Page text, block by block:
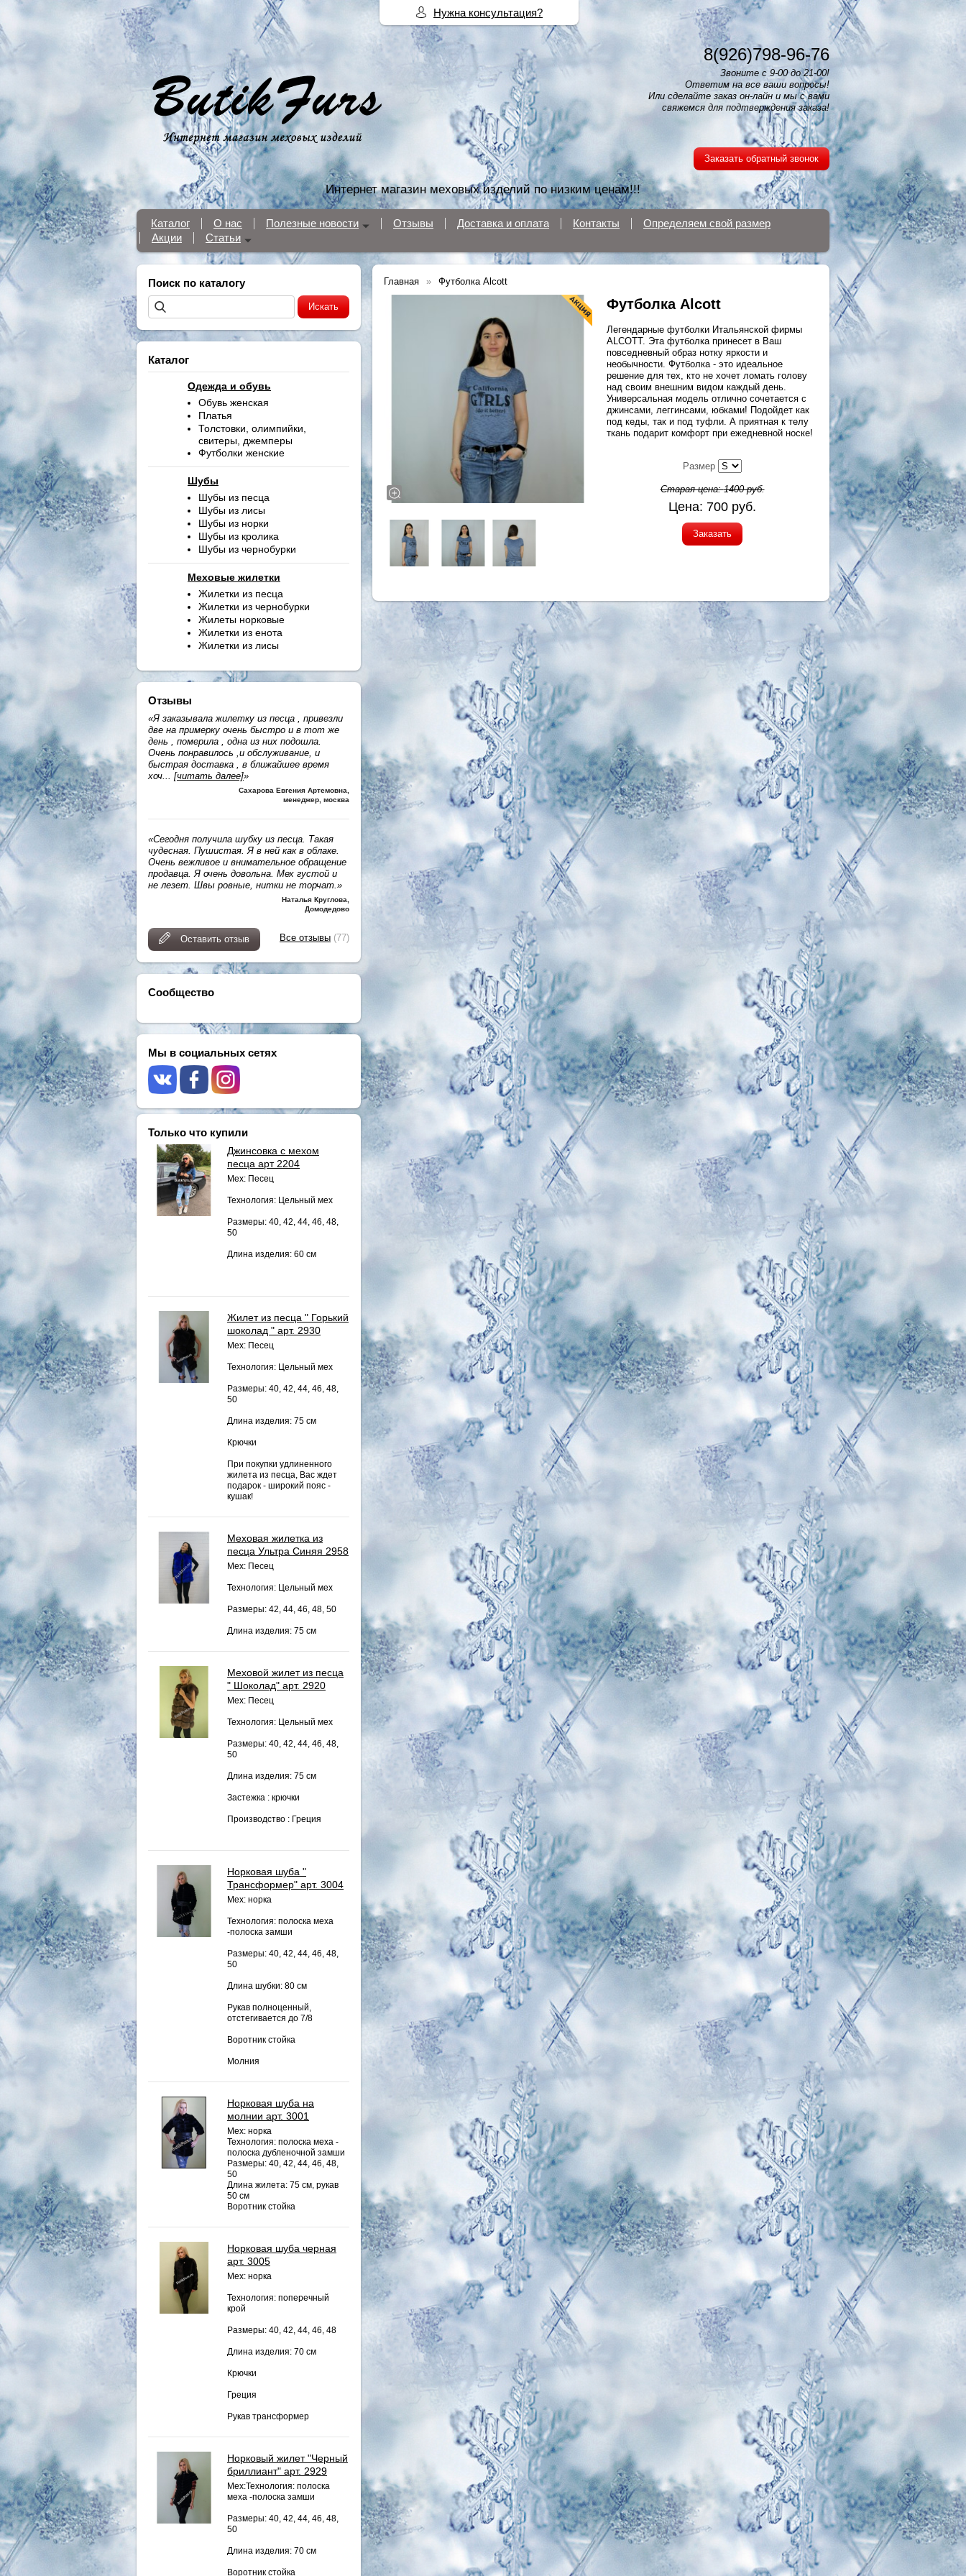
8(926)798-96-76
Звоните с 9-00 до 21-00!
Ответим на все ваши вопросы!
Или сделайте заказ он-лайн и мы с вами
свяжемся для подтверждения заказа!
Заказать обратный звонок
Интернет магазин меховых изделий по низким ценам!!!
Каталог О нас Полезные новости Отзывы Доставка и оплата Контакты
Определяем свой размер
Акции
Статьи
Поиск по каталогу
Каталог
Одежда и обувь
Обувь женская
Платья
Толстовки, олимпийки,
свитеры, джемперы
Футболки женские
Шубы
Шубы из песца
Шубы из лисы
Шубы из норки
Шубы из кролика
Шубы из чернобурки
Меховые жилетки
Жилетки из песца
Жилетки из чернобурки
Жилеты норковые
Жилетки из енота
Жилетки из лисы
Отзывы
«Я заказывала жилетку из песца , привезли
две на примерку очень быстро и в тот же
день , померила , одна из них подошла.
Очень понравилось ,и обслуживание, и
быстрая доставка , в ближайшее время
хоч
[читать далее]»
Сахарова Евгения Артемовна
менеджер, москва
«Сегодня получила шубку из песца. Такая
чудесная. Пушистая. Я в ней как в облаке.
Очень вежливое и внимательное обращение
продавца. Я очень довольна. Мех густой и
не лезет. Швы ровные, нитки не торчат.»
Наталья Круглова
Домодедово
Оставить отзыв Все отзывы (77)
Сообщество
Мы в социальных сетях
Только что купили
Джинсовка с мехом
песца арт 2204
Мех: Песец
Технология: Цельный мех
Размеры: 40, 42, 44, 46, 48,
50
Длина изделия: 60 см
Жилет из песца " Горький
шоколад " арт. 2930
Мех: Песец
Технология: Цельный мех
Размеры: 40, 42, 44, 46, 48,
50
Длина изделия: 75 см
Крючки
При покупки удлиненного
жилета из песца, Вас ждет
подарок - широкий пояс -
кушак!
Меховая жилетка из
песца Ультра Синяя 2958
Мех: Песец
Технология: Цельный мех
Размеры: 42, 44, 46, 48, 50
Длина изделия: 75 см
Меховой жилет из песца
" Шоколад" арт. 2920
Мех: Песец
Технология: Цельный мех
Размеры: 40, 42, 44, 46, 48,
50
Длина изделия: 75 см
Застежка : крючки
Производство : Греция
Норковая шуба "
Трансформер" арт. 3004
Мех: норка
Технология: полоска меха
-полоска замши
Размеры: 40, 42, 44, 46, 48,
50
Длина шубки: 80 см
Рукав полноценный,
отстегивается до 7/8
Воротник стойка
Молния
Норковая шуба на
молнии арт. 3001
Мех: норка
Технология: полоска меха -
полоска дубленочной замши
Размеры: 40, 42, 44, 46, 48,
50
Длина жилета: 75 см, рукав
50 см
Воротник стойка
Норковая шуба черная
арт. 3005
Мех: норка
Технология: поперечный
крой
Размеры: 40, 42, 44, 46, 48
Длина изделия: 70 см
Крючки
Греция
Рукав трансформер
Норковый жилет "Черный
бриллиант" арт. 2929
Мех:Технология: полоска
меха -полоска замши
Размеры: 40, 42, 44, 46, 48,
50
Длина изделия: 70 см
Воротник стойка
Главная Футболка Alcott
Футболка Alcott
Легендарные футболки Итальянской фирмы
ALCOTT. Эта футболка принесет в Ваш
повседневный образ нотку яркости и
необычности. Футболка - это идеальное
решение для тех, кто не хочет ломать голову
над своим внешним видом каждый день.
Универсальная модель отлично сочетается с
джинсами, леггинсами, юбками! Подойдет как
под кеды, так и под туфли. А приятная к телу
ткань подарит комфорт при ежедневной носке!
Размер
Старая цена:1400руб.
Цена: 700 руб.
Заказать
Нужна консультация?